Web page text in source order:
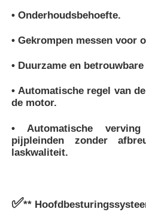
• Onderhoudsbehoefte.
• Gekrompen messen voor
• Duurzame en
• Automatische regel van
de motor.
• Automatische
pijpleinden zonder
laskwaliteit.
✅**